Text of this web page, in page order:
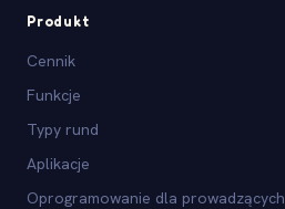
Produkt
Cennik
Funkcje
Typy rund
Aplikacje
Oprogramowanie dla prowadzących